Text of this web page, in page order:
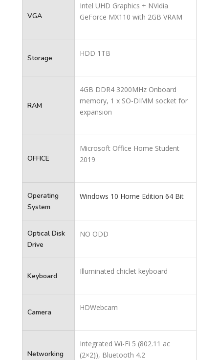
VGA
Intel UHD Graphics + NVidia
GeForce MX110 with 2GB VRAM
Storage
HDD 1TB
RAM
4GB DDR4 3200MHz Onboard
memory, 1 x SO-DIMM socket for
expansion
OFFICE
Microsoft Office Home Student
2019
Operating
System
Windows 10 Home Edition 64 Bit
Optical Disk
Drive
NO ODD
Keyboard
Illuminated chiclet keyboard
Camera
HDWebcam
Networking
Integrated Wi-Fi 5 (802.11 ac
(2×2)), Bluetooth 4.2